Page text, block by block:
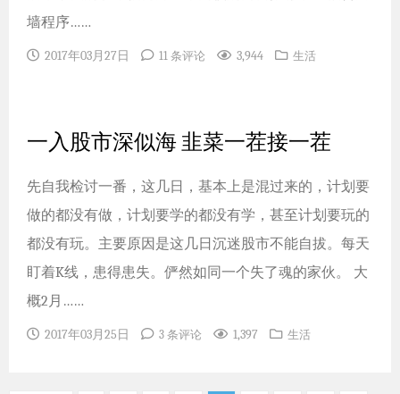
墙程序……
2017年03月27日 11 条评论 3,944 生活
一入股市深似海 韭菜一茬接一茬
先自我检讨一番，这几日，基本上是混过来的，计划要
做的都没有做，计划要学的都没有学，甚至计划要玩的
都没有玩。主要原因是这几日沉迷股市不能自拔。每天
盯着K线，患得患失。俨然如同一个失了魂的家伙。 大
概2月……
2017年03月25日 3 条评论 1,397 生活